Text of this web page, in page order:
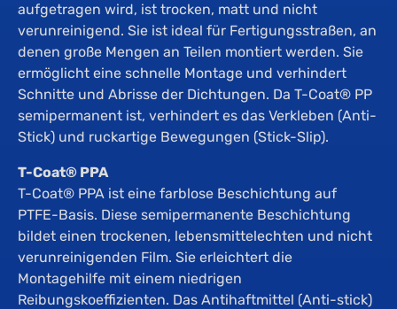
aufgetragen wird, ist trocken, matt und nicht
verunreinigend. Sie ist ideal für Fertigungsstraßen, an
denen große Mengen an Teilen montiert werden. Sie
ermöglicht eine schnelle Montage und verhindert
Schnitte und Abrisse der Dichtungen. Da T-Coat® PP
semipermanent ist, verhindert es das Verkleben (Anti-
Stick) und ruckartige Bewegungen (Stick-Slip).
T-Coat® PPA
T-Coat® PPA ist eine farblose Beschichtung auf
PTFE-Basis. Diese semipermanente Beschichtung
bildet einen trockenen, lebensmittelechten und nicht
verunreinigenden Film. Sie erleichtert die
Montagehilfe mit einem niedrigen
Reibungskoeffizienten. Das Antihaftmittel (Anti-stick)